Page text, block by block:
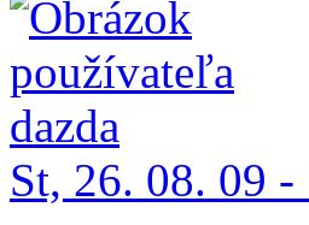
St, 26. 08. 09